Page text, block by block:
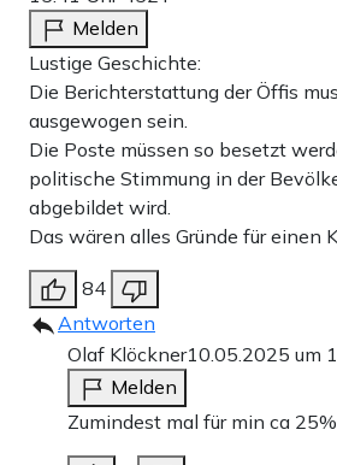
Melden
Lustige Geschichte:
Die Berichterstattung der Öffis
ausgewogen sein.
Die Poste müssen so besetzt
politische Stimmung in der
abgebildet wird.
Das wären alles Gründe für einen
84
Antworten
Olaf Klöckner10.05.2025 um
Melden
Zumindest mal für min ca